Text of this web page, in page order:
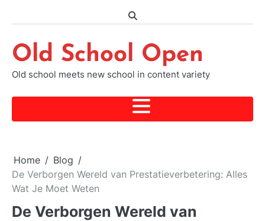
Old School Open
Old school meets new school in content variety
Home
Blog
De Verborgen Wereld van Prestatieverbetering: Alles
Wat Je Moet Weten
De Verborgen Wereld van